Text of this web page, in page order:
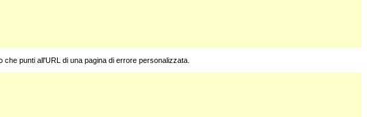
punti all'URL di una pagina di errore personalizzata.